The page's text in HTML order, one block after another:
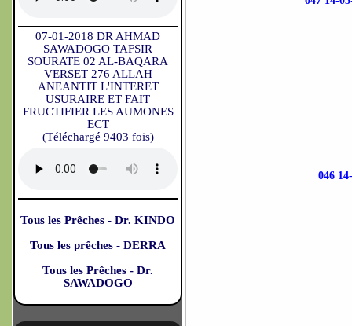
07-01-2018 DR AHMAD
SAWADOGO TAFSIR
SOURATE 02 AL-BAQARA
VERSET 276 ALLAH
ANEANTIT L'INTERET
USURAIRE ET FAIT
FRUCTIFIER LES AUMONES
ECT
(Téléchargé 9403 fois)
Tous les Prêches - Dr. KINDO
Tous les prêches - DERRA
Tous les Prêches - Dr.
SAWADOGO
046